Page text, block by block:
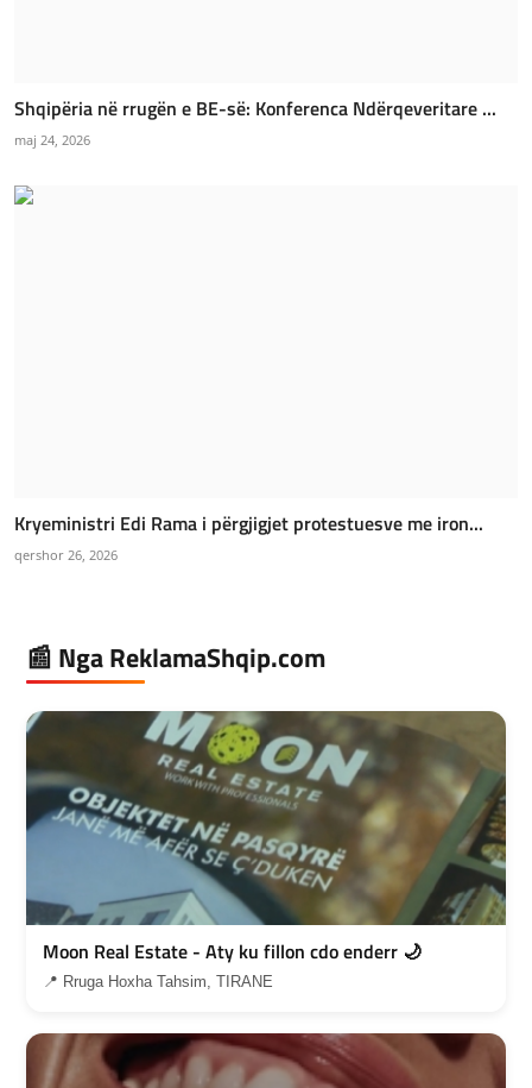
Shqipëria në rrugën e BE-së: Konferenca Ndërqeveritare ...
maj 24, 2026
Kryeministri Edi Rama i përgjigjet protestuesve me iron...
qershor 26, 2026
📰 Nga ReklamaShqip.com
Moon Real Estate - Aty ku fillon cdo enderr 🌙
📍 Rruga Hoxha Tahsim, TIRANE